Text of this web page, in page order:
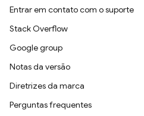
Entrar em contato com o suporte
Stack Overflow
Google group
Notas da versão
Diretrizes da marca
Perguntas frequentes